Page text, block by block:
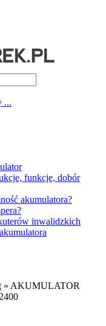
...
funkcje, dobór
akumulatora?
inwalidzkich
» AKUMULATOR